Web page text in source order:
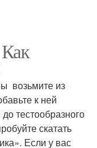
возьмите из
к ней
тестообразного
скатать
Если у вас